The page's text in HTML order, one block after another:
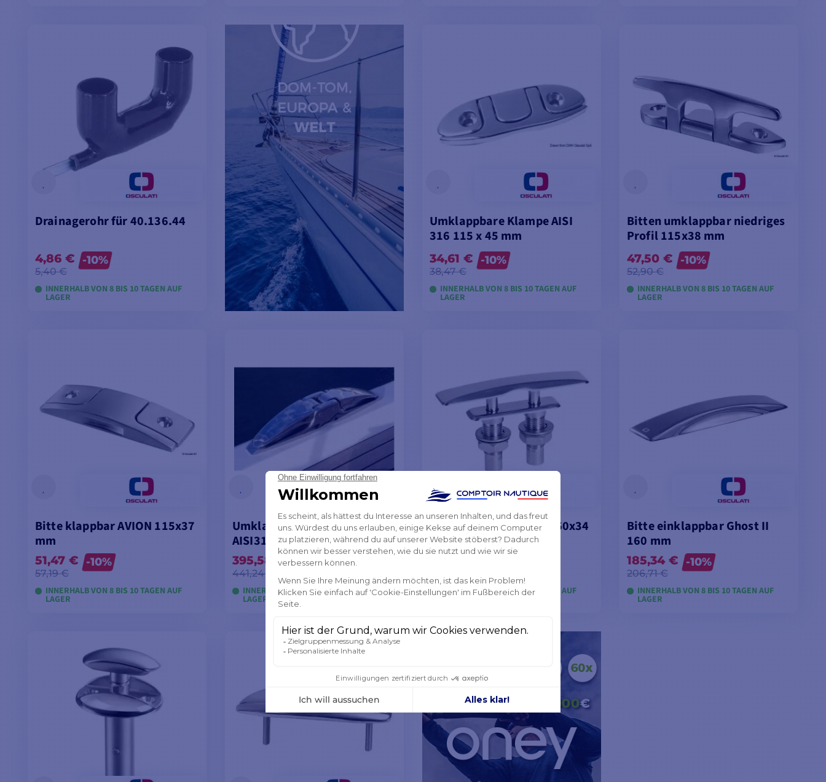
MODELLE ANSEHEN
Drainagerohr für 40.136.44
4,86 €
5,40 €
-10%
INNERHALB VON 8 BIS 10 TAGEN AUF
LAGER
Umklappbare Klampe AISI
316 115 x 45 mm
34,61 €
38,47 €
-10%
INNERHALB VON 8 BIS 10 TAGEN AUF
LAGER
Bitten umklappbar niedriges
Profil 115x38 mm
47,50 €
52,90 €
-10%
INNERHALB VON 8 BIS 10 TAGEN AUF
LAGER
Bitte klappbar AVION 115x37
mm
51,47 €
57,19 €
-10%
INNERHALB VON 8 BIS 10 TAGEN AUF
LAGER
Umklappbare Klampe WING
AISI316 280x44 mm
395,58 €
441,24 €
-10%
INNERHALB VON 8 BIS 10 TAGEN AUF
LAGER
MODELLE ANSEHEN
Bitte Flat versenkbar 160x34
mm
INNERHALB VON 8 BIS 10 TAGEN AUF
LAGER
MODELLE ANSEHEN
Bitte einklappbar Ghost II
160 mm
185,34 €
206,71 €
-10%
INNERHALB VON 8 BIS 10 TAGEN AUF
LAGER